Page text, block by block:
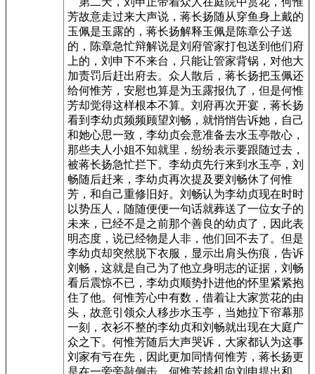
芳故意走过来大声说，蒋长扬随从穿鱼身上戴的
玉佩是玉露的，蒋长扬解释玉佩是陈章公子送
的，陈章急忙辩解说是刘府管家打包送到他们府
上的，刘申下不来台，只能让管家背锅，对他大
加责罚后赶出府去。众人散后，蒋长扬把玉佩还
给何惟芳，安慰也算是为玉露报仇了，但是何惟
芳却觉得这样根本不算。刘府再次开宴，蒋长扬
看到李幼贞频频顾望刘畅，就悄悄告诉她，自己
和她心思一致，李幼贞会意准备去水玉亭散心，
那些夫人小姐不知就里，纷纷表示要跟随过去，
被蒋长扬急忙拦下。李幼贞先行来到水玉亭，刘
畅随后赶来，李幼贞再次提及要刘畅休了何惟
芳，和自己重修旧好。刘畅认为李幼贞现在时时
以势压人，随随便便一句话就葬送了一位女子的
未来，已经不是之前那个善良的幼贞了，因此表
明态度，说已经物是人非，他们回不去了。但是
李幼贞却突然脱下衣服，显示出肩头伤痕，告诉
刘畅，这就是自己为了他立身明志的证据，刘畅
看后震惊不已，李幼贞顺势扑进他的怀里紧紧抱
住了他。何惟芳心中有数，借着让大家赏花的由
头，故意引领众人移步水玉亭，当她拉下帘幕那
一刻，衣衫不整的李幼贞和刘畅就出现在大庭广
众之下。何惟芳随后大声哭诉，大家都认为这事
刘家有亏在先，因此更加同情何惟芳，蒋长扬更
是在一旁旁敲侧击，何惟芳趁机向刘申提出和